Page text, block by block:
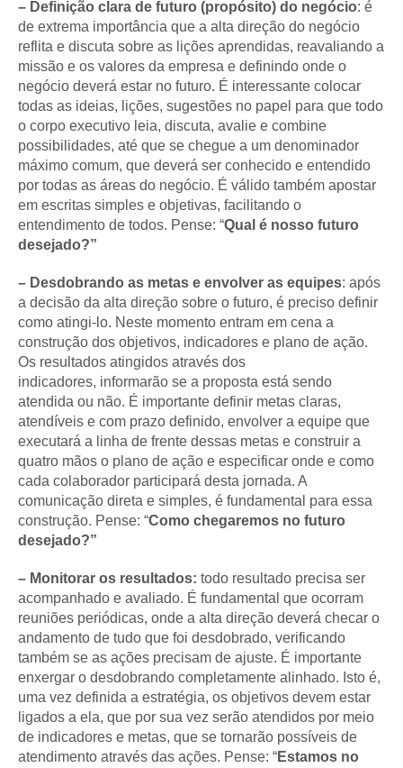
– Definição clara de futuro (propósito) do negócio: é
de extrema importância que a alta direção do negócio
reflita e discuta sobre as lições aprendidas, reavaliando a
missão e os valores da empresa e definindo onde o
negócio deverá estar no futuro. É interessante colocar
todas as ideias, lições, sugestões no papel para que todo
o corpo executivo leia, discuta, avalie e combine
possibilidades, até que se chegue a um denominador
máximo comum, que deverá ser conhecido e entendido
por todas as áreas do negócio. É válido também apostar
em escritas simples e objetivas, facilitando o
entendimento de todos. Pense: “Qual é nosso futuro
desejado?”
– Desdobrando as metas e envolver as equipes: após
a decisão da alta direção sobre o futuro, é preciso definir
como atingi-lo. Neste momento entram em cena a
construção dos objetivos, indicadores e plano de ação.
Os resultados atingidos através dos
indicadores, informarão se a proposta está sendo
atendida ou não. É importante definir metas claras,
atendíveis e com prazo definido, envolver a equipe que
executará a linha de frente dessas metas e construir a
quatro mãos o plano de ação e especificar onde e como
cada colaborador participará desta jornada. A
comunicação direta e simples, é fundamental para essa
construção. Pense: “Como chegaremos no futuro
desejado?”
– Monitorar os resultados: todo resultado precisa ser
acompanhado e avaliado. É fundamental que ocorram
reuniões periódicas, onde a alta direção deverá checar o
andamento de tudo que foi desdobrado, verificando
também se as ações precisam de ajuste. É importante
enxergar o desdobrando completamente alinhado. Isto é,
uma vez definida a estratégia, os objetivos devem estar
ligados a ela, que por sua vez serão atendidos por meio
de indicadores e metas, que se tornarão possíveis de
atendimento através das ações. Pense: “Estamos no